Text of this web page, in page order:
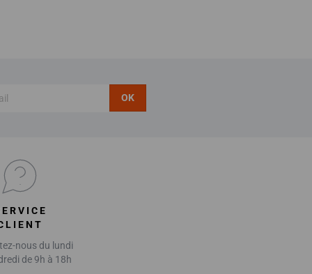
OK
nous du lundi
de 9h à 18h